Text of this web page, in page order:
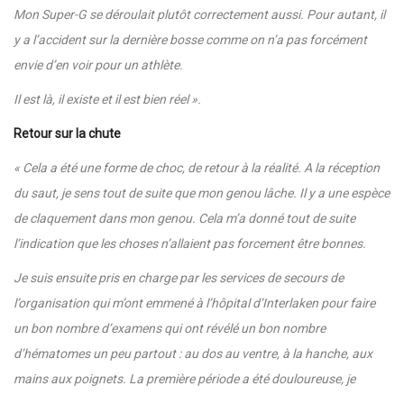
Mon Super-G se déroulait plutôt correctement aussi. Pour autant, il
y a l’accident sur la dernière bosse comme on n’a pas forcément
envie d’en voir pour un athlète.
Il est là, il existe et il est bien réel ».
Retour sur la chute
« Cela a été une forme de choc, de retour à la réalité. A la réception
du saut, je sens tout de suite que mon genou lâche. Il y a une espèce
de claquement dans mon genou. Cela m’a donné tout de suite
l’indication que les choses n’allaient pas forcement être bonnes.
Je suis ensuite pris en charge par les services de secours de
l’organisation qui m’ont emmené à l’hôpital d’Interlaken pour faire
un bon nombre d’examens qui ont révélé un bon nombre
d’hématomes un peu partout : au dos au ventre, à la hanche, aux
mains aux poignets. La première période a été douloureuse, je